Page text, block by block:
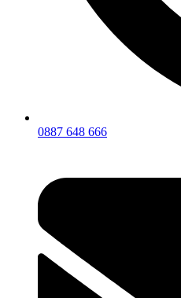
0887 648 666